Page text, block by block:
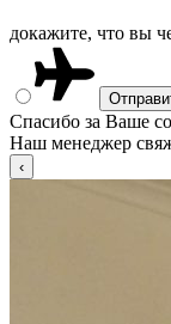
докажите, что вы
Спасибо за Ваше
Наш менеджер